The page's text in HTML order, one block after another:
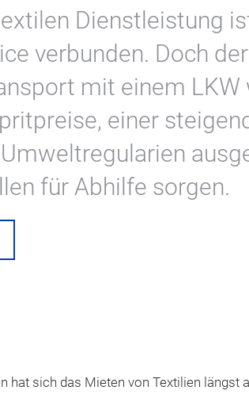
Dienstleistung
verbunden. Doch
mit einem
einer
für Abhilfe sorgen.
hat sich das Mieten von Textilien längst